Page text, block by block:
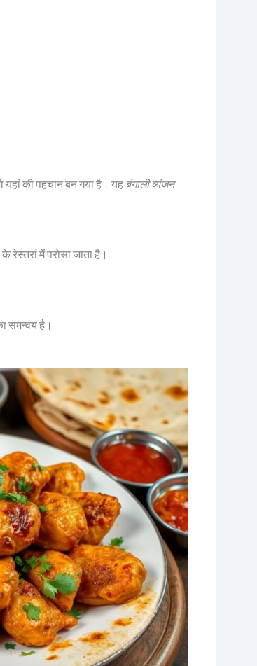
की पहचान बन गया है। यह बंगाली व्यंजन
में परोसा जाता है।
समन्वय है।